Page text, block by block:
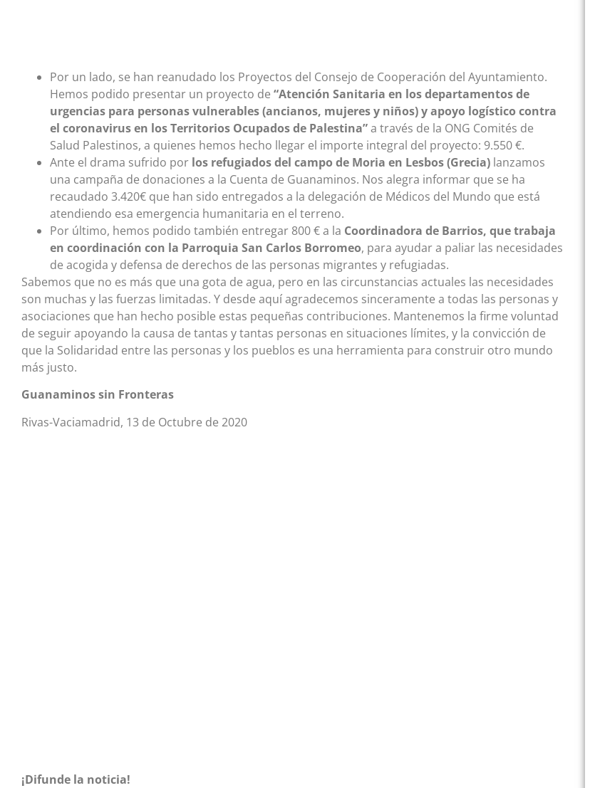
Por un lado, se han reanudado los Proyectos del Consejo de Cooperación del Ayuntamiento.
Hemos podido presentar un proyecto de “Atención Sanitaria en los departamentos de
urgencias para personas vulnerables (ancianos, mujeres y niños) y apoyo logístico contra
el coronavirus en los Territorios Ocupados de Palestina”a través de la ONG Comités de
Salud Palestinos, a quienes hemos hecho llegar el importe integral del proyecto: 9.550 €.
Ante el drama sufrido por los refugiados del campo de Moria en Lesbos (Grecia) lanzamos
una campaña de donaciones a la Cuenta de Guanaminos. Nos alegra informar que se ha
recaudado 3.420€ que han sido entregados a la delegación de Médicos del Mundo que está
atendiendo esa emergencia humanitaria en el terreno.
Por último, hemos podido también entregar 800 € a la Coordinadora de Barrios, que trabaja
en coordinación con la Parroquia San Carlos Borromeo, para ayudar a paliar las necesidades
de acogida y defensa de derechos de las personas migrantes y refugiadas.
Sabemos que no es más que una gota de agua, pero en las circunstancias actuales las necesidades
son muchas y las fuerzas limitadas. Y desde aquí agradecemos sinceramente a todas las personas y
asociaciones que han hecho posible estas pequeñas contribuciones. Mantenemos la firme voluntad
de seguir apoyando la causa de tantas y tantas personas en situaciones límites, y la convicción de
que la Solidaridad entre las personas y los pueblos es una herramienta para construir otro mundo
más justo.
Guanaminos sin Fronteras
Rivas-Vaciamadrid, 13 de Octubre de 2020
¡Difunde la noticia!